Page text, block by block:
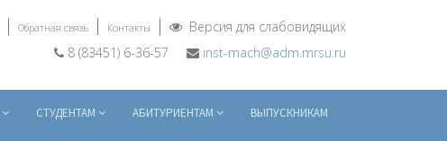
Обратная связь Контакты
Версия для слабовидящих
8 (83451) 6-36-57
inst-mach@adm.mrsu.ru
СТУДЕНТАМ АБИТУРИЕНТАМ ВЫПУСКНИКАМ